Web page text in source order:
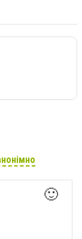
🙂